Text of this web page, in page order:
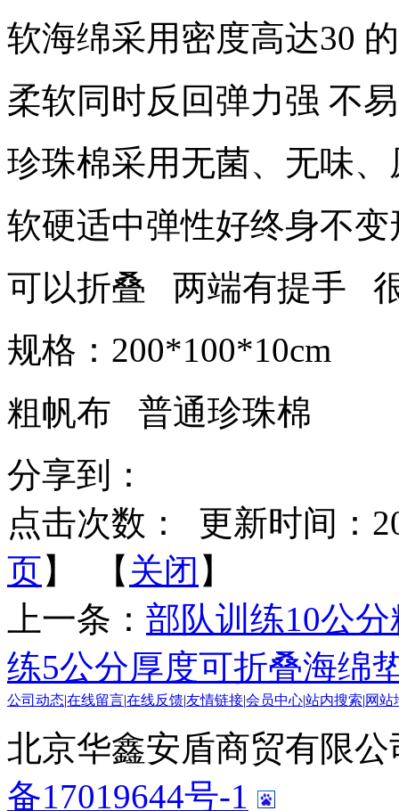
软海绵采用密度高达30
柔软同时反回弹力强 不
珍珠棉采用无菌、无味
软硬适中弹性好终身不
可以折叠 两端有提手
规格：200*100*10cm
粗帆布 普通珍珠棉
分享到：
点击次数：
更新时间：
页】 【 关闭 】
上一条： 部队训练10公
练5公分厚度可折叠海绵
公司动态|在线留言|在线反馈|友情链接|会员中心|站内搜索|网站
北京华鑫安盾商贸有限
备17019644号-1